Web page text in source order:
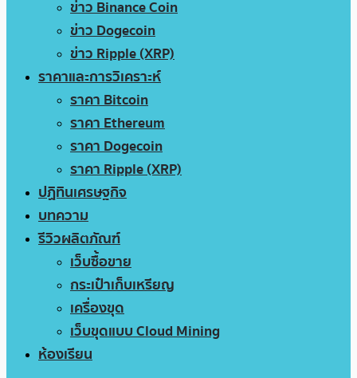
ข่าว Binance Coin
ข่าว Dogecoin
ข่าว Ripple (XRP)
ราคาและการวิเคราะห์
ราคา Bitcoin
ราคา Ethereum
ราคา Dogecoin
ราคา Ripple (XRP)
ปฏิทินเศรษฐกิจ
บทความ
รีวิวผลิตภัณฑ์
เว็บซื้อขาย
กระเป๋าเก็บเหรียญ
เครื่องขุด
เว็บขุดแบบ Cloud Mining
ห้องเรียน